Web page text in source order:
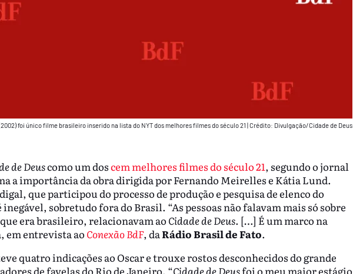
(2002) foi único filme brasileiro inserido na lista do NYT dos melhores filmes do século 21 |Crédito: Divulgação/Cidade de Deus
de Deuscomo um doscem melhores filmes do século 21, segundo o jornal
a importância da obra dirigida por Fernando Meirelles e Kátia Lund.
que participou do processo de produção e pesquisa de elenco do
sobretudo fora do Brasil. “As pessoas não falavam mais só sobre
era brasileiro, relacionavam ao Cidade de Deus. […] É um marco na
em entrevista ao Conexão BdF, daRádio Brasil de Fato.
quatro indicações ao Oscar e trouxe rostos desconhecidos do grande
de favelas do Rio de Janeiro. “Cidade de Deusfoi o meu maior estágio